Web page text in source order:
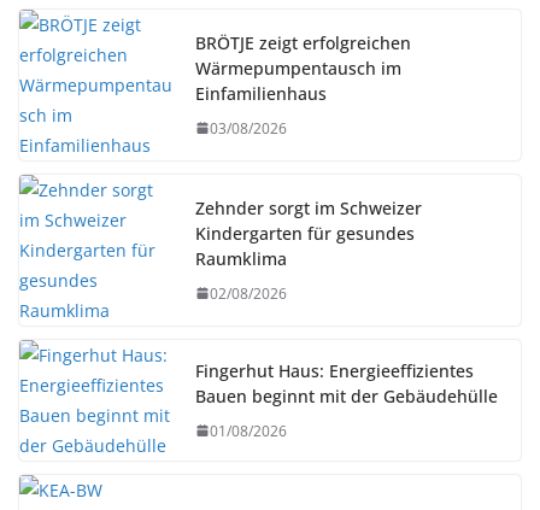
BRÖTJE zeigt erfolgreichen
Wärmepumpentausch im
Einfamilienhaus
03/08/2026
Zehnder sorgt im Schweizer
Kindergarten für gesundes
Raumklima
02/08/2026
Fingerhut Haus: Energieeffizientes
Bauen beginnt mit der Gebäudehülle
01/08/2026